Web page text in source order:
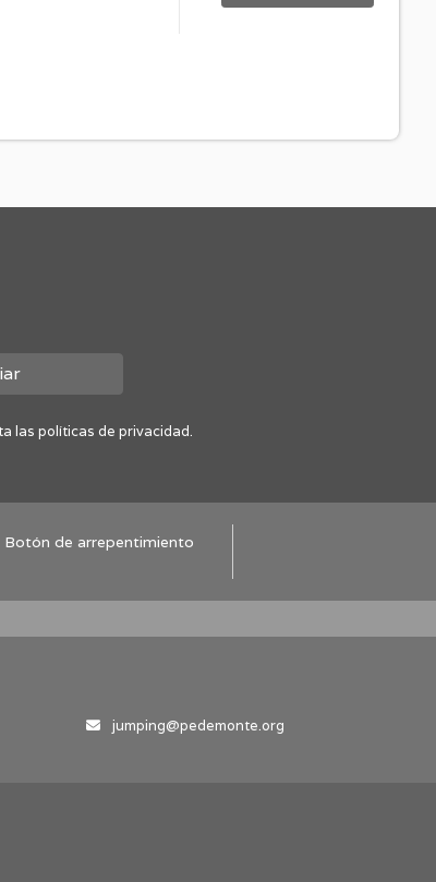
las políticas de privacidad.
Botón de arrepentimiento
jumping@pedemonte.org